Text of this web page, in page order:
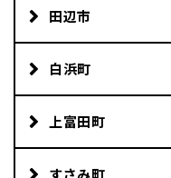
田辺市
白浜町
上富田町